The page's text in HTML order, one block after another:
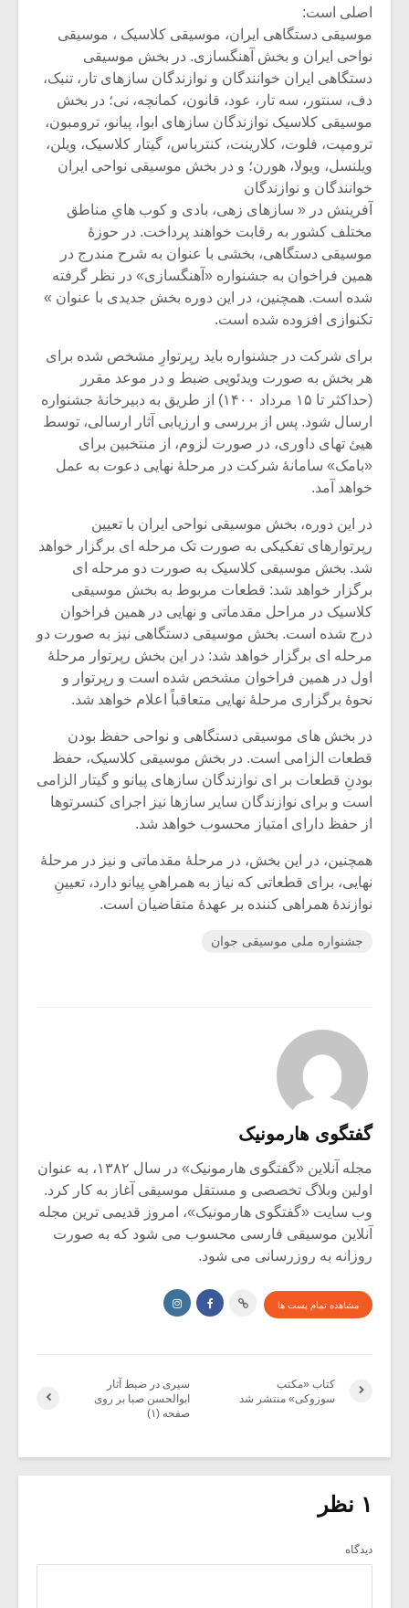
اصلی است:
موسیقی دستگاهی ایران، موسیقی کلاسیک ، موسیقی
نواحی ایران و بخش آهنگسازی. در بخش موسیقی
دستگاهی ایران خوانندگان و نوازندگان سازهای تار، تنبک،
دف، سنتور، سه تار، عود، قانون، کمانچه، نی؛ در بخش
موسیقی کلاسیک نوازندگان سازهای ابوا، پیانو، ترومبون،
ترومپت، فلوت، کلارینت، کنترباس، گیتار کلاسیک، ویلن،
ویلنسل، ویولا، هورن؛ و در بخش موسیقی نواحی ایران
خوانندگان و نوازندگان
آفرینش در « سازهای زهی، بادی و کوب هایِ مناطق
مختلف کشور به رقابت خواهند پرداخت. در حوزۀ
موسیقی دستگاهی، بخشی با عنوان به شرح مندرج در
همین فراخوان به جشنواره «آهنگسازی» در نظر گرفته
شده است. همچنین، در این دوره بخش جدیدی با عنوان »
تکنوازی افزوده شده است.
برای شرکت در جشنواره باید رپرتوارِ مشخص شده برای
هر بخش به صورت ویدئویی ضبط و در موعد مقرر
(حداکثر تا ۱۵ مرداد ۱۴۰۰) از طریق به دبیرخانۀ جشنواره
ارسال شود. پس از بررسی و ارزیابی آثار ارسالی، توسط
هیئ تهای داوری، در صورت لزوم، از منتخبین برای
«بامک» سامانۀ شرکت در مرحلۀ نهایی دعوت به عمل
خواهد آمد.
در این دوره، بخش موسیقی نواحی ایران با تعیین
رپرتوارهای تفکیکی به صورت تک مرحله ای برگزار خواهد
شد. بخش موسیقی کلاسیک به صورت دو مرحله ای
برگزار خواهد شد: قطعات مربوط به بخش موسیقی
کلاسیک در مراحل مقدماتی و نهایی در همین فراخوان
درج شده است. بخش موسیقی دستگاهی نیز به صورت دو
مرحله ای برگزار خواهد شد: در این بخش رپرتوار مرحلۀ
اول در همین فراخوان مشخص شده است و رپرتوار و
نحوۀ برگزاری مرحلۀ نهایی متعاقباً اعلام خواهد شد.
در بخش های موسیقی دستگاهی و نواحی حفظ بودن
قطعات الزامی است. در بخش موسیقی کلاسیک، حفظ
بودنِ قطعات بر ای نوازندگان سازهای پیانو و گیتار الزامی
است و برای نوازندگان سایر سازها نیز اجرای کنسرتوها
از حفظ دارای امتیاز محسوب خواهد شد.
همچنین، در این بخش، در مرحلۀ مقدماتی و نیز در مرحلۀ
نهایی، برای قطعاتی که نیاز به همراهیِ پیانو دارد، تعیینِ
نوازندۀ همراهی کننده بر عهدۀ متقاضیان است.
جشنواره ملی موسیقی جوان
گفتگوی هارمونیک
مجله آنلاین «گفتگوی هارمونیک» در سال ۱۳۸۲، به عنوان
اولین وبلاگ تخصصی و مستقل موسیقی آغاز به کار کرد.
وب سایت «گفتگوی هارمونیک»، امروز قدیمی ترین مجله
آنلاین موسیقی فارسی محسوب می شود که به صورت
روزانه به روزرسانی می شود.
مشاهده تمام پست ها
سیری در ضبط آثار
ابوالحسن صبا بر روی
صفحه (۱)
کتاب «مکتب
سوزوکی» منتشر شد
۱ نظر
دیدگاه
میکلوش روژا
متن فیلم «متری
شیش و نیم»
اگر نمی توانی
مشهورترین باشی،
بدنام ترین باش
موسیقی
برگزار